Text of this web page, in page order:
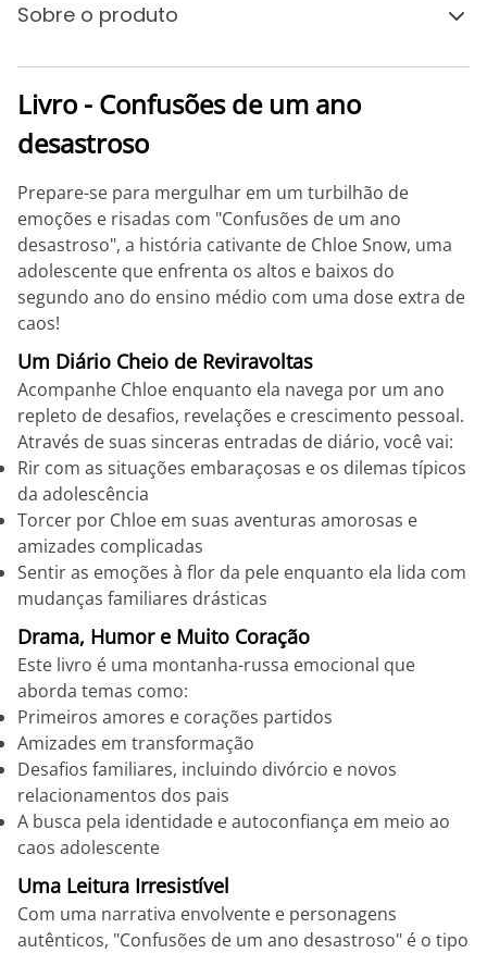
Sobre o produto
Livro - Confusões de um ano
desastroso
Prepare-se para mergulhar em um turbilhão de
emoções e risadas com "Confusões de um ano
desastroso", a história cativante de Chloe Snow, uma
adolescente que enfrenta os altos e baixos do
segundo ano do ensino médio com uma dose extra de
caos!
Um Diário Cheio de Reviravoltas
Acompanhe Chloe enquanto ela navega por um ano
repleto de desafios, revelações e crescimento pessoal.
Através de suas sinceras entradas de diário, você vai:
Rir com as situações embaraçosas e os dilemas típicos
da adolescência
Torcer por Chloe em suas aventuras amorosas e
amizades complicadas
Sentir as emoções à flor da pele enquanto ela lida com
mudanças familiares drásticas
Drama, Humor e Muito Coração
Este livro é uma montanha-russa emocional que
aborda temas como:
Primeiros amores e corações partidos
Amizades em transformação
Desafios familiares, incluindo divórcio e novos
relacionamentos dos pais
A busca pela identidade e autoconfiança em meio ao
caos adolescente
Uma Leitura Irresistível
Com uma narrativa envolvente e personagens
autênticos, "Confusões de um ano desastroso" é o tipo